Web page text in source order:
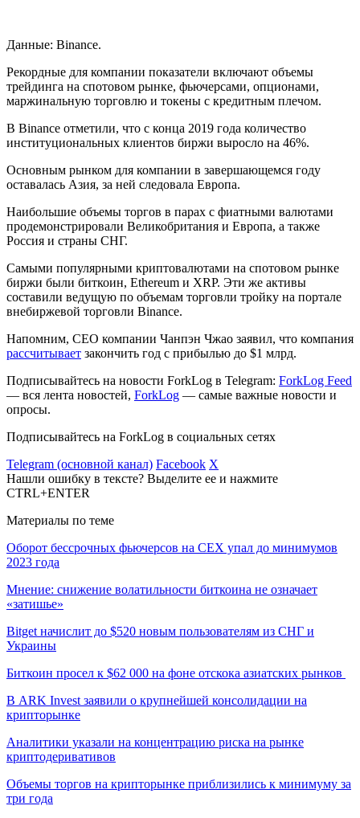
Данные: Binance.
Рекордные для компании показатели включают объемы
трейдинга на спотовом рынке, фьючерсами, опционами,
маржинальную торговлю и токены с кредитным плечом.
В Binance отметили, что с конца 2019 года количество
институциональных клиентов биржи выросло на 46%.
Основным рынком для компании в завершающемся году
оставалась Азия, за ней следовала Европа.
Наибольшие объемы торгов в парах с фиатными валютами
продемонстрировали Великобритания и Европа, а также
Россия и страны СНГ.
Самыми популярными криптовалютами на спотовом рынке
биржи были биткоин, Ethereum и XRP. Эти же активы
составили ведущую по объемам торговли тройку на портале
внебиржевой торговли Binance.
Напомним, CEO компании Чанпэн Чжао заявил, что компания
рассчитывает закончить год с прибылью до $1 млрд.
Подписывайтесь на новости ForkLog в Telegram: ForkLog Feed
— вся лента новостей, ForkLog — самые важные новости и
опросы.
Подписывайтесь на ForkLog в социальных сетях
Telegram (основной канал) Facebook X
Нашли ошибку в тексте? Выделите ее и нажмите
CTRL+ENTER
Материалы по теме
Оборот бессрочных фьючерсов на CEX упал до минимумов
2023 года
Мнение: снижение волатильности биткоина не означает
«затишье»
Bitget начислит до $520 новым пользователям из СНГ и
Украины
Биткоин просел к $62 000 на фоне отскока азиатских рынков
В ARK Invest заявили о крупнейшей консолидации на
крипторынке
Аналитики указали на концентрацию риска на рынке
криптодеривативов
Объемы торгов на крипторынке приблизились к минимуму за
три года